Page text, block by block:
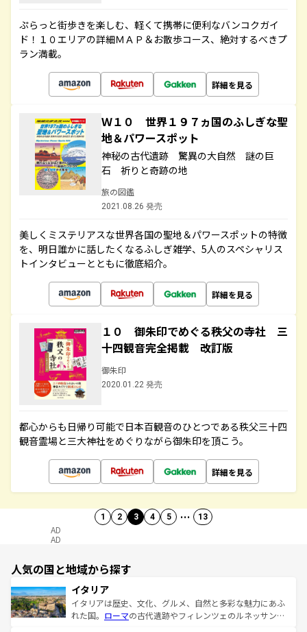
ぷらっと街歩きを楽しむ、軽くて携帯に便利なバンコクガイ
ド！１０エリアの詳細ＭＡＰ＆お散歩コース、絶対するべきプ
ラン満載。
詳細を見る
Ｗ１０ 世界１９７ヵ国のふしぎな聖
地＆パワースポット
神秘の古代遺跡 驚異の大自然 謎の巨
石 祈りと奇跡の地
旅の図鑑
2021.08.26 発売
美しくミステリアスな世界各国の聖地＆パワースポットの特徴
を、明日誰かに話したくなるふしぎ雑学、5人のスペシャリス
トインタビューとともに徹底紹介。
詳細を見る
１０ 御朱印でめぐる秩父の寺社 三
十四観音完全掲載 改訂版
御朱印
2020.01.22 発売
都心からも日帰り可能で日本百観音のひとつである秩父三十四
観音霊場と三大神社をめぐりながら御朱印を頂こう。
詳細を見る
1 2 3 4 5 … 13
AD
AD
人気の国と地域から探す
イタリア
イタリアは歴史、文化、グルメ、自然と多彩な魅力にあふ
れた国。 ローマの古代遺跡やフィレンツェのルネッサンス